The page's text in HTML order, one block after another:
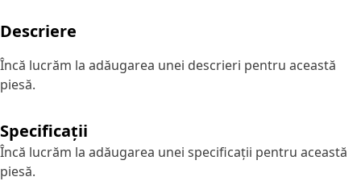
Descriere
Încă lucrăm la adăugarea unei descrieri pentru această
piesă.
Specificații
Încă lucrăm la adăugarea unei specificații pentru această
piesă.